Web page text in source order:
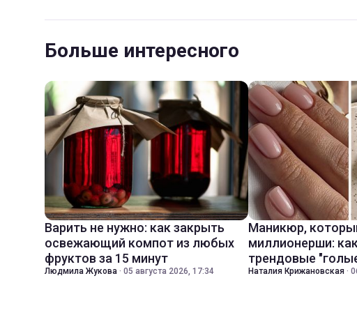
Больше интересного
Варить не нужно: как закрыть
освежающий компот из любых
фруктов за 15 минут
Людмила Жукова · 05 августа 2026, 17:34
Маникюр,
миллионерши:
трендовые
Наталия Крижановская ·